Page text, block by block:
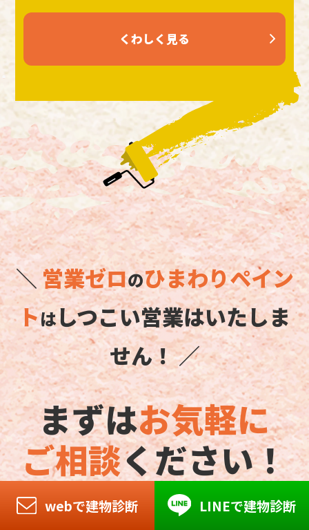
webで建物診断 LINEで建物診断
くわしく見る
＼営業ゼロのひまわりペイン
トはしつこい営業はいたしま
せん！ ／
まずはお気軽に
ご相談ください！